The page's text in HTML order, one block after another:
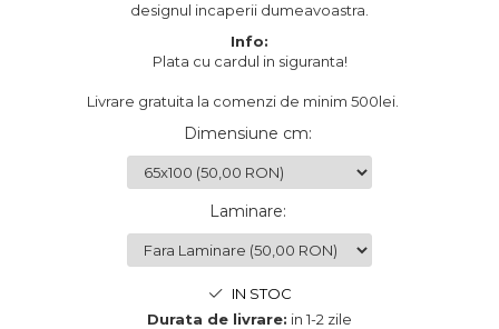
designul incaperii dumeavoastra.
Info:
Plata cu cardul in siguranta!
Livrare gratuita la comenzi de minim 500lei.
Dimensiune cm:
Laminare:
IN STOC
Durata de livrare: in 1-2 zile